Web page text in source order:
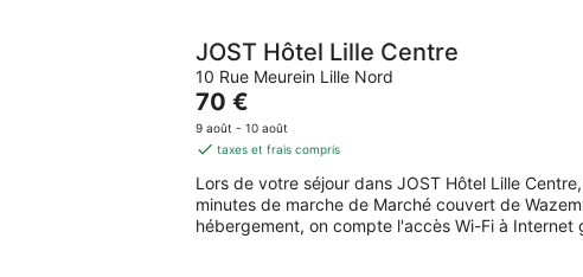
JOST Hôtel Lille Centre
10 Rue Meurein Lille Nord
Le
prix
est
70 €
par
nuit
70 €
9 août - 10 août
taxes et frais compris
Lors de votre séjour dans JOST Hôtel Lille
minutes de marche de Marché couvert de
hébergement, on compte l'accès Wi-Fi à